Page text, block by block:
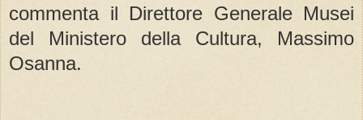
commenta il Direttore Generale Musei
del Ministero della Cultura, Massimo
Osanna.